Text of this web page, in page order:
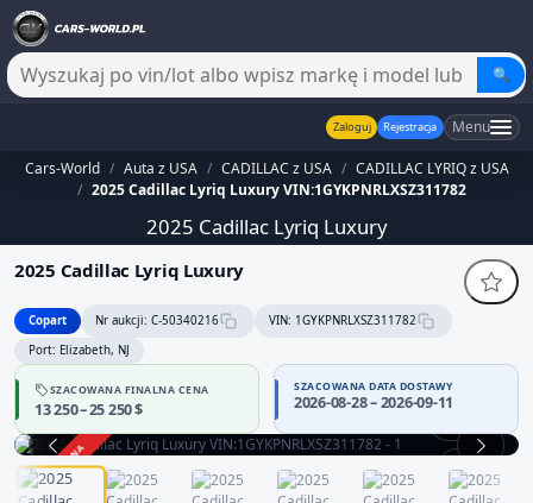
🔍
Zaloguj Rejestracja Menu
Cars-World / Auta z USA / CADILLAC z USA / CADILLAC LYRIQ z USA
/ 2025 Cadillac Lyriq Luxury VIN:1GYKPNRLXSZ311782
2025 Cadillac Lyriq Luxury
2025 Cadillac Lyriq Luxury
Copart Nr aukcji: C-50340216
VIN: 1GYKPNRLXSZ311782
Port: Elizabeth, NJ
SZACOWANA FINALNA CENA
13 250 – 25 250 $
SZACOWANA DATA DOSTAWY
2026-08-28 – 2026-09-11
ZAKOŃCZONA